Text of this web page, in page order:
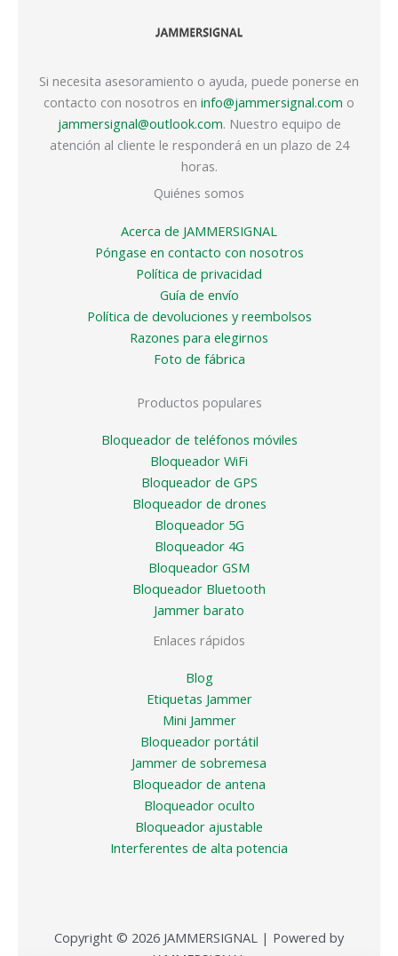
Si necesita asesoramiento o ayuda, puede ponerse en
contacto con nosotros en info@jammersignal.com o
jammersignal@outlook.com. Nuestro equipo de
atención al cliente le responderá en un plazo de 24
horas.
Quiénes somos
Acerca de JAMMERSIGNAL
Póngase en contacto con nosotros
Política de privacidad
Guía de envío
Política de devoluciones y reembolsos
Razones para elegirnos
Foto de fábrica
Productos populares
Bloqueador de teléfonos móviles
Bloqueador WiFi
Bloqueador de GPS
Bloqueador de drones
Bloqueador 5G
Bloqueador 4G
Bloqueador GSM
Bloqueador Bluetooth
Jammer barato
Enlaces rápidos
Blog
Etiquetas Jammer
Mini Jammer
Bloqueador portátil
Jammer de sobremesa
Bloqueador de antena
Bloqueador oculto
Bloqueador ajustable
Interferentes de alta potencia
Copyright © 2026 JAMMERSIGNAL | Powered by